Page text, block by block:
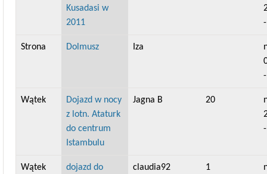
Kusadasi w
2011
Strona Dolmusz Iza
Wątek
Dojazd w nocy
z lotn. Ataturk
do centrum
Istambulu
Jagna B 20
Wątek
dojazd do
claudia92 1